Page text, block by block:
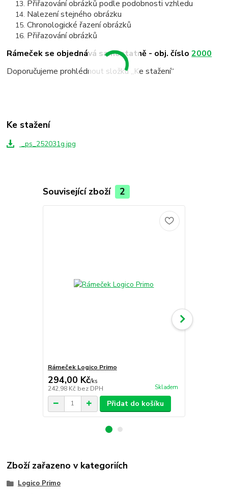
Přiřazování obrázků podle podobnosti vzhledu
Nalezení stejného obrázku
Chronologické řazení obrázků
Přiřazování obrázků
Rámeček se objednává samostatně - obj. číslo2000
Doporučujeme prohlédnout složku „Ke stažení“
Ke stažení
_ps_252031g.jpg
Související zboží 2
Rámeček Logico Primo
294,00 Kč/ks
242,98 Kč bez DPH Skladem
Přidat do košíku
Zboží zařazeno v kategoriích
Logico Primo